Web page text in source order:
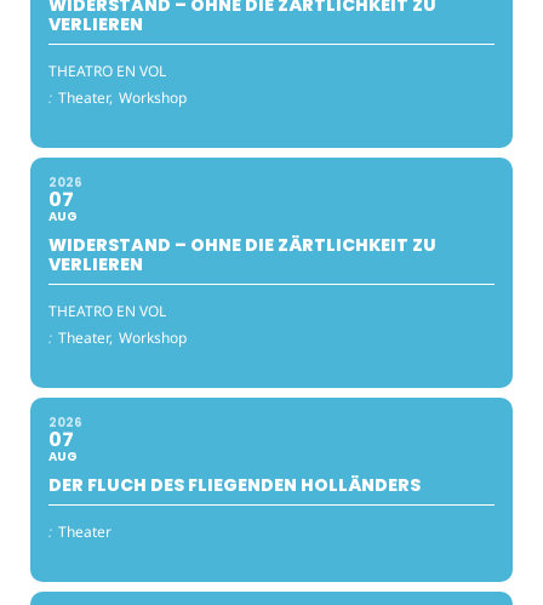
VERLIEREN
THEATRO EN VOL
: Theater, Workshop
2026
07
AUG
WIDERSTAND – OHNE DIE ZÄRTLICHKEIT ZU
VERLIEREN
THEATRO EN VOL
: Theater, Workshop
2026
07
AUG
DER FLUCH DES FLIEGENDEN HOLLÄNDERS
: Theater